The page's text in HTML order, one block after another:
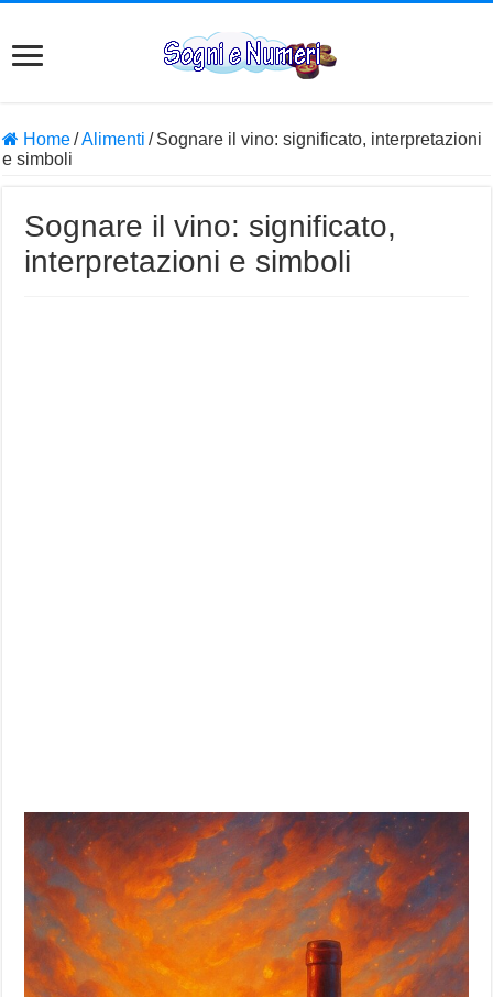
Home/Alimenti / Sognare il vino: significato, interpretazioni
e simboli
Sognare il vino: significato,
interpretazioni e simboli